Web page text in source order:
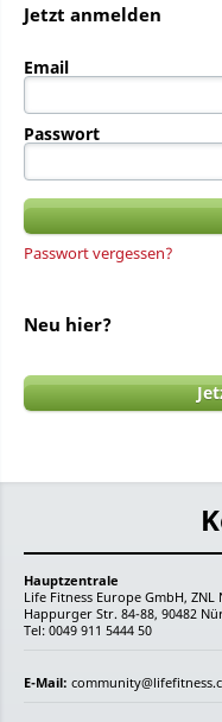
Jetzt anmelden
Email
Passwort
Passwort vergessen?
Neu hier?
Hauptzentrale
Life Fitness Europe GmbH,
Happurger Str. 84-88, 90482
Tel: 0049 911 5444 50
E-Mail: